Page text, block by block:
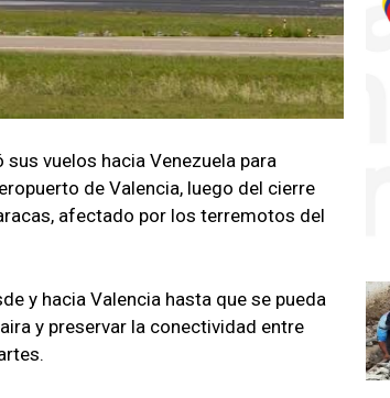
vuelos hacia Venezuela para
de Valencia, luego del cierre
afectado por los terremotos del
y hacia Valencia hasta que se pueda
y preservar la conectividad entre